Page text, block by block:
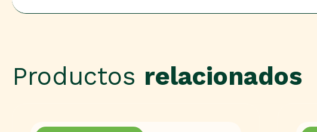
Productos relacionados